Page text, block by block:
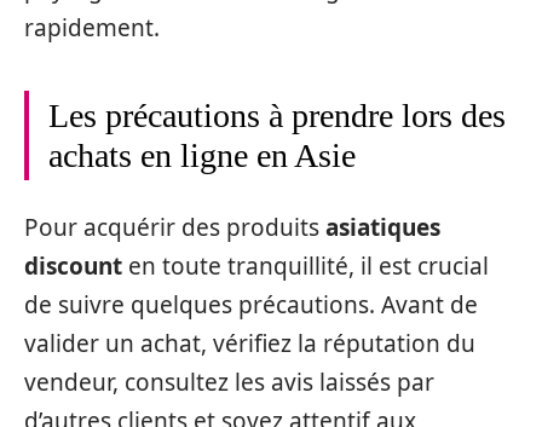
rapidement.
Les précautions à prendre lors des
achats en ligne en Asie
Pour acquérir des produitsasiatiques
discount en toute tranquillité, il est crucial
de suivre quelques précautions. Avant de
valider un achat, vérifiez la réputation du
vendeur, consultez les avis laissés par
d’autres clients et soyez attentif aux